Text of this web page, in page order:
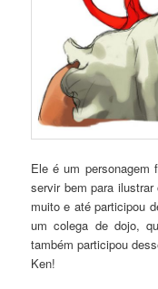
Ele é um
servir bem para
muito e até participou
um colega de dojo,
também participou
Ken!